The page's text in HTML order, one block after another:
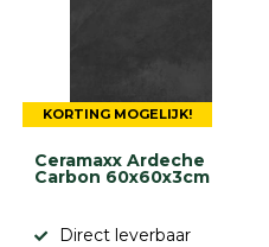
KORTING MOGELIJK!
Ceramaxx Ardeche
Carbon 60x60x3cm
Direct leverbaar